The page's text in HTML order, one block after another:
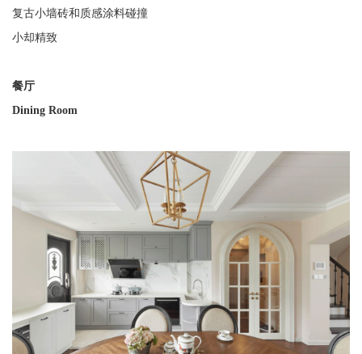
复古小墙砖和质感涂料碰撞
小却精致
餐厅
Dining Room